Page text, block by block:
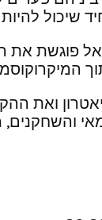
להיות
פוגשת
ואת